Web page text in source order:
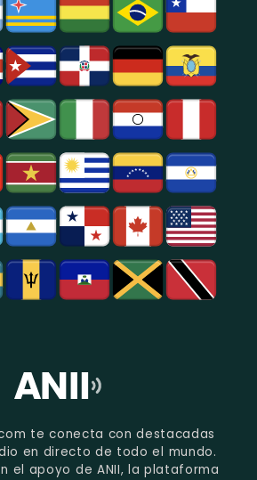
te conecta con destacadas
en directo de todo el mundo.
el apoyo de ANII, la plataforma